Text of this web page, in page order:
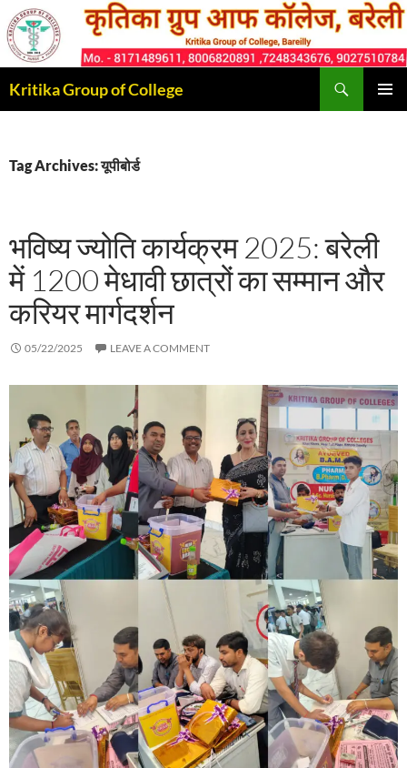
Skip
to
content
Kritika Group of College
Tag Archives: यूपीबोर्ड
भविष्य ज्योति कार्यक्रम 2025: बरेली
में 1200 मेधावी छात्रों का सम्मान और
करियर मार्गदर्शन
05/22/2025 LEAVE A COMMENT